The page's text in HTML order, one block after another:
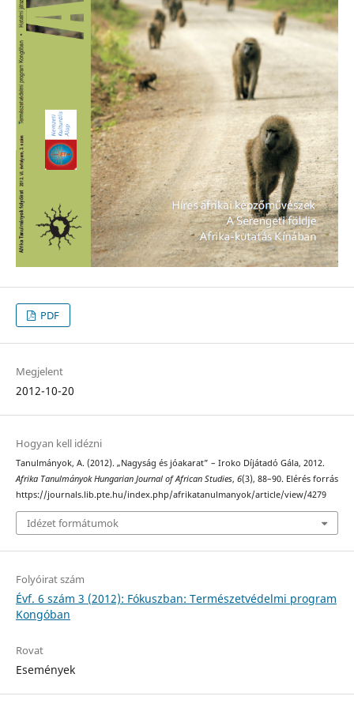
PDF
Megjelent
2012-10-20
Hogyan kell idézni
Tanulmányok, A. (2012). „Nagyság és jóakarat” – Iroko Díjátadó Gála, 2012.
Afrika Tanulmányok Hungarian Journal of African Studies, 6(3), 88–90. Elérés forrás
https://journals.lib.pte.hu/index.php/afrikatanulmanyok/article/view/4279
Idézet formátumok
Folyóirat szám
Évf. 6 szám 3 (2012): Fókuszban: Természetvédelmi program
Kongóban
Rovat
Események